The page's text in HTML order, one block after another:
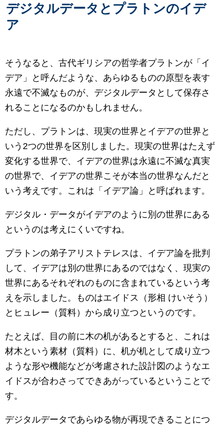
デジタルデータとプラトンのイデ
ア
そうなると、古代ギリシアの哲学者プラトンが「イ
デア」と呼んだような、あらゆるものの原型を表す
永遠で不滅なものが、デジタルデータとして保存さ
れることになるのかもしれません。
ただし、プラトンは、現実の世界とイデアの世界と
いう2つの世界を区別しました。現実の世界はたえず
変化する世界で、イデアの世界は永遠に不滅な真実
の世界で、イデアの世界こそが本当の世界なんだと
いう考えです。これは「イデア論」と呼ばれます。
デジタル・データがイデアのように別の世界にある
というのは考えにくいですね。
プラトンの弟子アリストテレスは、イデア論を批判
して、イデアは別の世界にあるのではなく、現実の
世界にあるそれぞれのものに含まれているという考
えを示しました。ものはエイドス（形相 けいそう）
とヒュレー（質料）から成り立つというのです。
たとえば、目の前に木の机があるとすると、これは
材木という素材（質料）に、机が机として成り立つ
ような形や機能などが考慮された設計図のようなエ
イドスが合わさってできあがっているということで
す。
デジタルデータであらゆる物が再現できることにつ